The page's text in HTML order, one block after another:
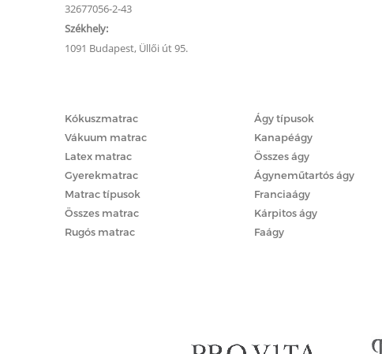
32677056-2-43
Székhely:
1091 Budapest, Üllői út 95.
Kókuszmatrac
Vákuum matrac
Latex matrac
Gyerekmatrac
Matrac típusok
Összes matrac
Rugós matrac
Ágy típusok
Kanapéágy
Összes ágy
Ágyneműtartós ágy
Franciaágy
Kárpitos ágy
Faágy